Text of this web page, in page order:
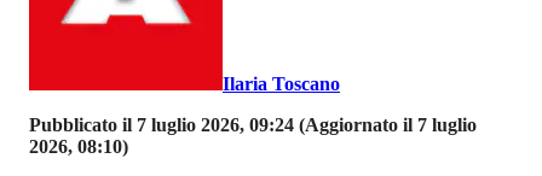
Ilaria Toscano
Pubblicato il 7 luglio 2026, 09:24 (Aggiornato il 7 luglio
2026, 08:10)